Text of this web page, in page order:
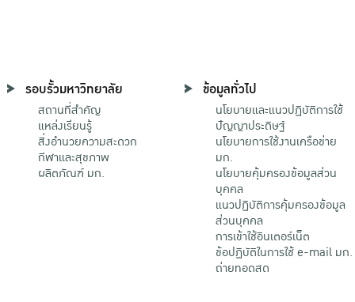
รอบรั้วมหาวิทยาลัย
สถานที่สำคัญ
แหล่งเรียนรู้
สิ่งอำนวยความสะดวก
กีฬาและสุขภาพ
ผลิตภัณฑ์ มก.
ข้อมูลทั่วไป
นโยบายและแนวปฏิบัติการใช้
ปัญญาประดิษฐ์
นโยบายการใช้งานเครือข่าย
มก.
นโยบายคุ้มครองข้อมูลส่วน
บุคคล
แนวปฏิบัติการคุ้มครองข้อมูล
ส่วนบุคคล
การเข้าใช้อินเตอร์เน็ต
ข้อปฏิบัติในการใช้ e-mail มก.
ถ่ายทอดสด